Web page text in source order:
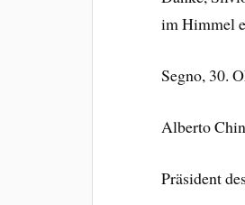
im Himmel
Segno, 30.
Alberto
Präsident